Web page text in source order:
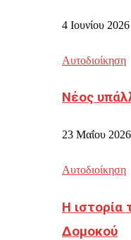
4 Ιουνίου 2026
Αυτοδιοίκηση
Νέος
23 Μαΐου 2026
Αυτοδιοίκηση
Η ιστορία
Δομοκού